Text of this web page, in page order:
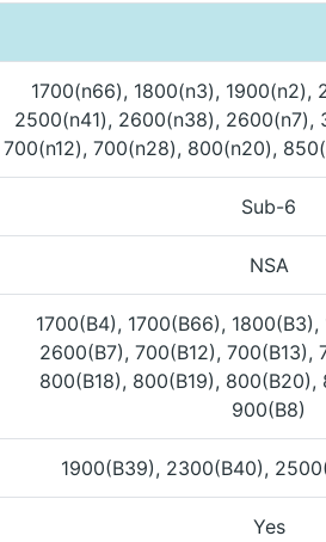
1700(n66), 1800(n3), 1900(n2),
2500(n41), 2600(n38), 2600(n7),
700(n12), 700(n28), 800(n20),
Sub-6
NSA
1700(B4), 1700(B66), 1800(B3),
2600(B7), 700(B12), 700(B13),
800(B18), 800(B19),
900(B8)
1900(B39), 2300(B40),
Yes